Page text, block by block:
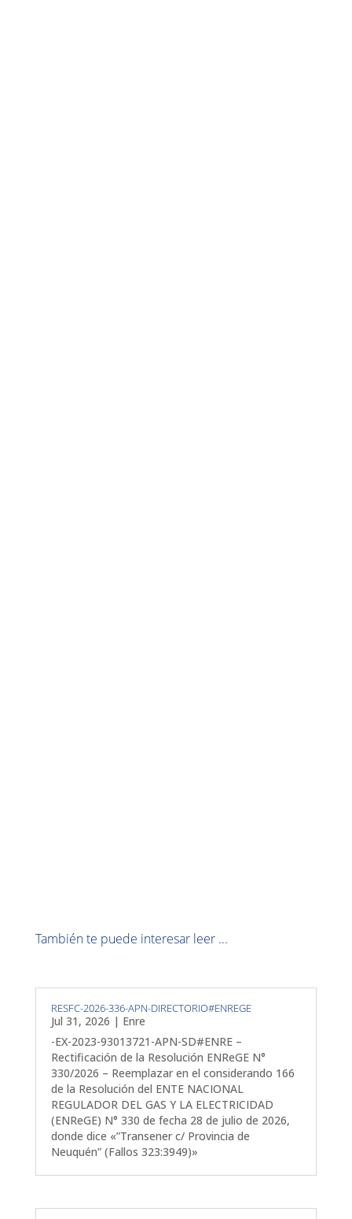
También te puede interesar leer ...
RESFC-2026-336-APN-DIRECTORIO#ENREGE
Jul 31, 2026 | Enre
-EX-2023-93013721-APN-SD#ENRE –
Rectificación de la Resolución ENReGE N°
330/2026 – Reemplazar en el considerando 166
de la Resolución del ENTE NACIONAL
REGULADOR DEL GAS Y LA ELECTRICIDAD
(ENReGE) N° 330 de fecha 28 de julio de 2026,
donde dice «”Transener c/ Provincia de
Neuquén” (Fallos 323:3949)»